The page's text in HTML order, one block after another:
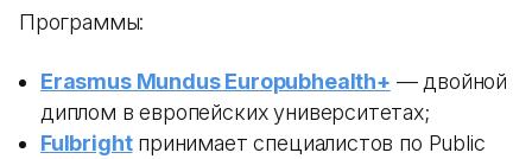
Программы:
Erasmus Mundus Europubhealth+ — двойной
диплом в европейских университетах;
Fulbrightпринимает специалистов по Public